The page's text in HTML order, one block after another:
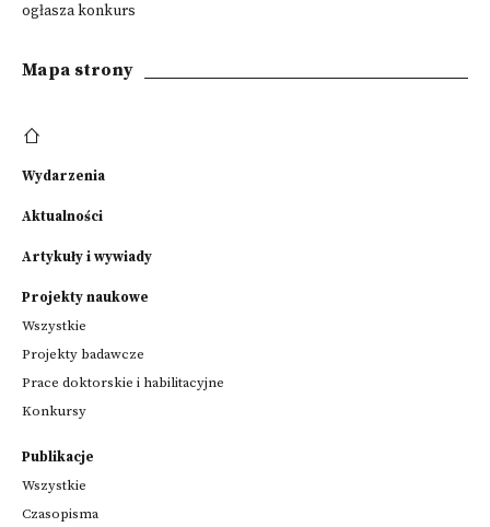
ogłasza konkurs
Mapa strony
Wydarzenia
Aktualności
Artykuły i wywiady
Projekty naukowe
Wszystkie
Projekty badawcze
Prace doktorskie i habilitacyjne
Konkursy
Publikacje
Wszystkie
Czasopisma